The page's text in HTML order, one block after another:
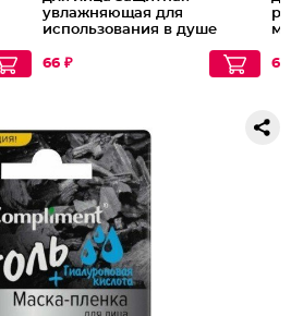
увлажняющая для
использования в душе
66 ₽
66